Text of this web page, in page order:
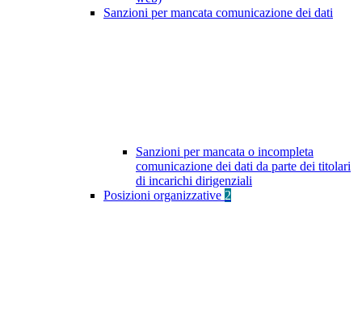
Sanzioni per mancata comunicazione dei dati
Sanzioni per mancata o incompleta
comunicazione dei dati da parte dei titolari
di incarichi dirigenziali
Posizioni organizzative 2